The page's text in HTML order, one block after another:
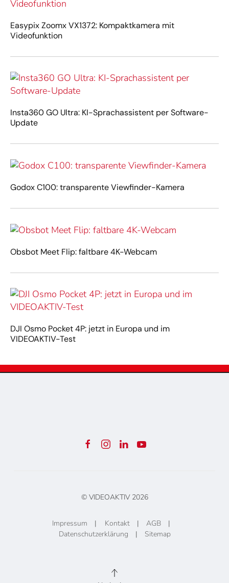
Easypix Zoomx VX1372: Kompaktkamera mit
Videofunktion
Insta360 GO Ultra: KI-Sprachassistent per Software-
Update
Godox C100: transparente Viewfinder-Kamera
Obsbot Meet Flip: faltbare 4K-Webcam
DJI Osmo Pocket 4P: jetzt in Europa und im
VIDEOAKTIV-Test
© VIDEOAKTIV 2026
Impressum | Kontakt| AGB|
Datenschutzerklärung | Sitemap